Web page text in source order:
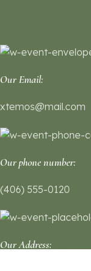
Our Email:
xtemos@mail.com
Our phone number:
(406) 555-0120
Our Address: